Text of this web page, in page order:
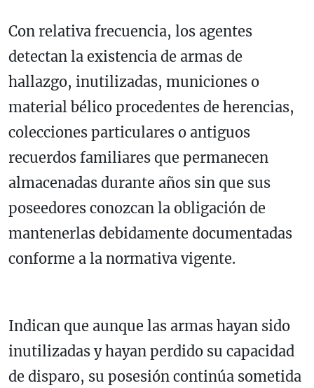
Con relativa frecuencia, los agentes
detectan la existencia de armas de
hallazgo, inutilizadas, municiones o
material bélico procedentes de herencias,
colecciones particulares o antiguos
recuerdos familiares que permanecen
almacenadas durante años sin que sus
poseedores conozcan la obligación de
mantenerlas debidamente documentadas
conforme a la normativa vigente.
Indican que aunque las armas hayan sido
inutilizadas y hayan perdido su capacidad
de disparo, su posesión continúa sometida